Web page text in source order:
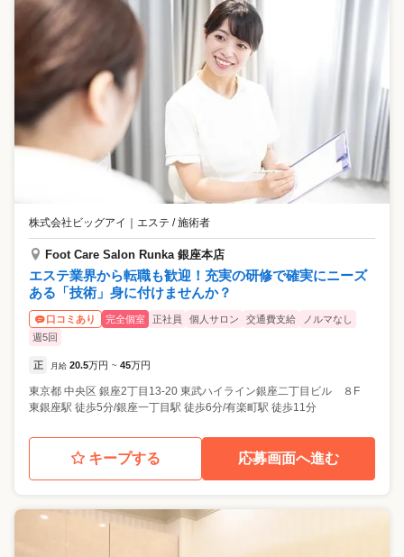
株式会社ビッグアイ エステ / 施術者
Foot Care Salon Runka 銀座本店
エステ業界から転職も歓迎！充実の研修で確実にニーズ
ある「技術」身に付けませんか？
口コミあり 完全個室 正社員 個人サロン 交通費支給
ノルマなし
週5回
正 月給 20.5万円 ~ 45万円
東京都 中央区 銀座2丁目13-20 東武ハイライン銀座二丁目ビル ８F
東銀座駅 徒歩5分/銀座一丁目駅 徒歩6分/有楽町駅 徒歩11分
キープする 応募画面へ進む